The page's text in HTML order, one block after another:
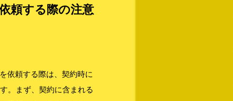
頼する際の注意
依頼する際は、契約時に
。まず、契約に含まれる